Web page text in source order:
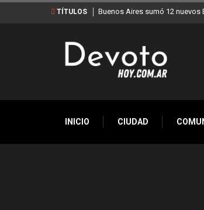
TÍTULOS Buenos Aires sumó 12 nuevos
INICIO CIUDAD